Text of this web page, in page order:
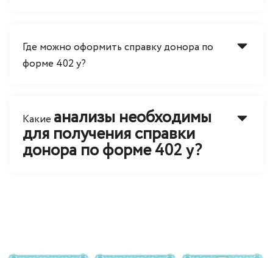
Где можно оформить справку донора по
форме 402 у?
Какие анализы необходимы
для получения справки
донора по форме402 у?